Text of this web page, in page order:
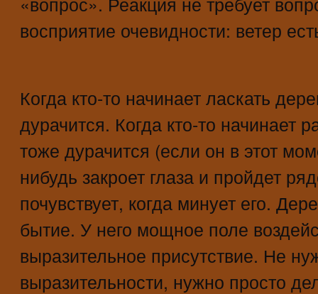
восприятие очевидности: ветер
Когда кто-то начинает ласкать
дурачится. Когда кто-то начинает
тоже дурачится (если он в этот
нибудь закроет глаза и пройдет
почувствует, когда минует его.
бытие. У него мощное поле
выразительное присутствие. Не
выразительности, нужно просто